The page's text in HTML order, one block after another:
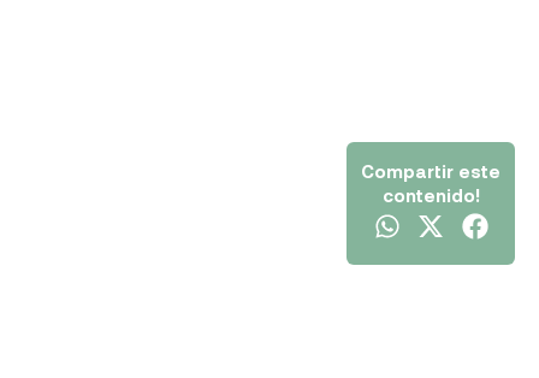
Compartir este
contenido!